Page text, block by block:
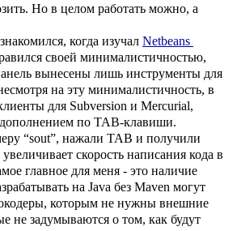
Но в целом работать можно, а
когда изучал Netbeans
своей минималистичностью,
вынесены лишь инструменты для
на эту минималистичность, в
для Subversion и Mercurial,
по TAB-клавиши.
“sout”, нажали TAB и получили
скорость написания кода в
на Java без Maven могут
которым не нужны внешние
не задумываются о том, как будут